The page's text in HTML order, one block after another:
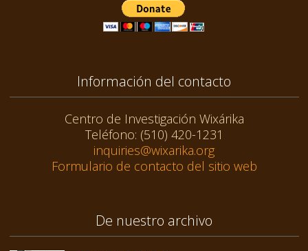
Información del contacto
Centro de Investigación Wixárika
Teléfono: (510) 420-1231
inquiries@wixarika.org
Formulario de contacto del sitio web
De nuestro archivo